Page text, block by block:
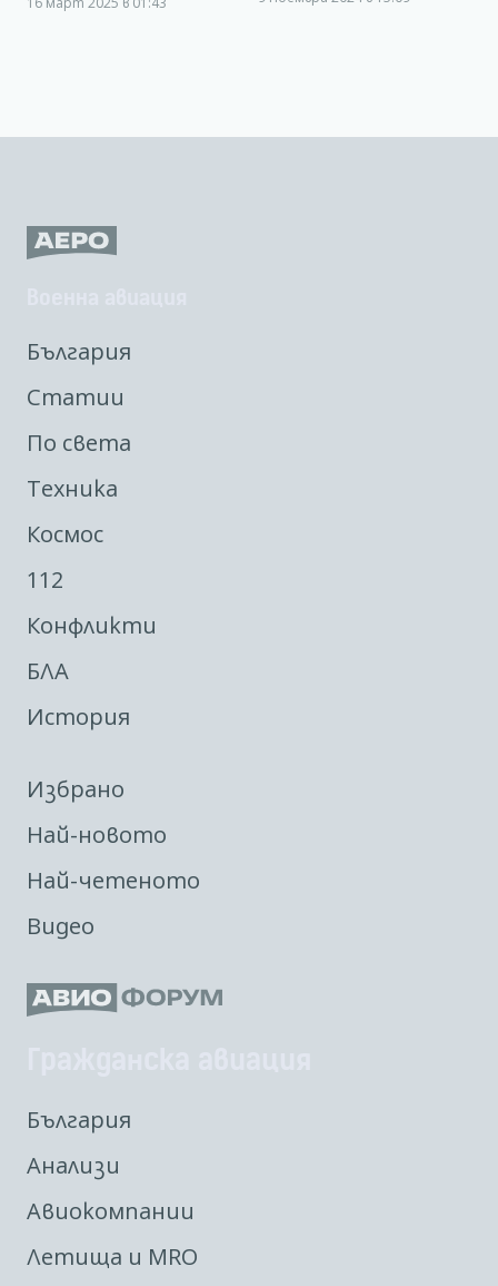
България
Статии
По света
Техника
Космос
112
Конфликти
БЛА
История
Избрано
Най-новото
Най-четеното
Видео
България
Анализи
Авиокомпании
Летища и MRO